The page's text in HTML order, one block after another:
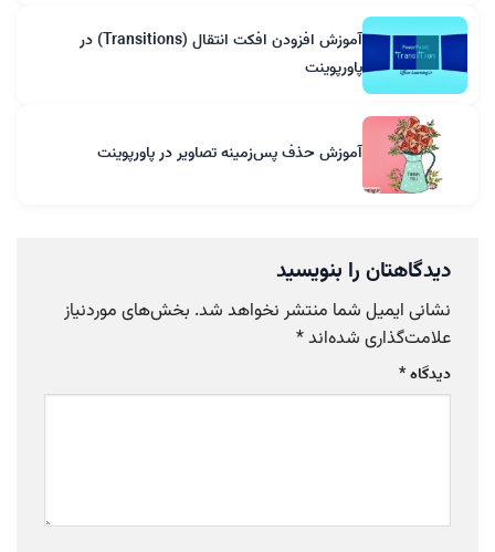
آموزش افزودن افکت انتقال (Transitions) در
پاورپوینت
آموزش حذف پس‌زمینه تصاویر در پاورپوینت
دیدگاهتان را بنویسید
نشانی ایمیل شما منتشر نخواهد شد. بخش‌های موردنیاز
علامت‌گذاری شده‌اند*
دیدگاه*